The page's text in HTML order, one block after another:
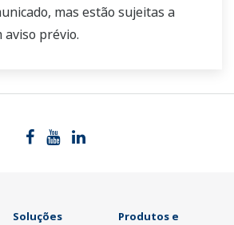
mas estão sujeitas a
aviso prévio.
Soluções
Produtos e